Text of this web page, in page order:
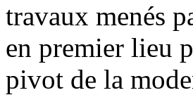
travaux menés
en premier lieu
pivot de la